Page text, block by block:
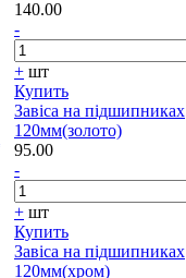
140.00
-
+ шт
Купить
Завіса на підшипниках
120мм(золото)
95.00
-
+ шт
Купить
Завіса на підшипниках
120мм(хром)